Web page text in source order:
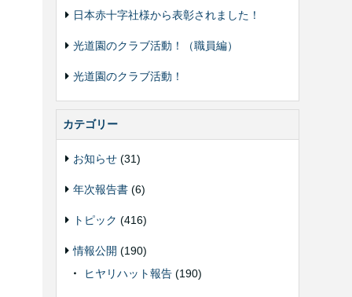
日本赤十字社様から表彰されました！
光道園のクラブ活動！（職員編）
光道園のクラブ活動！
カテゴリー
お知らせ (31)
年次報告書 (6)
トピック (416)
情報公開 (190)
ヒヤリハット報告 (190)